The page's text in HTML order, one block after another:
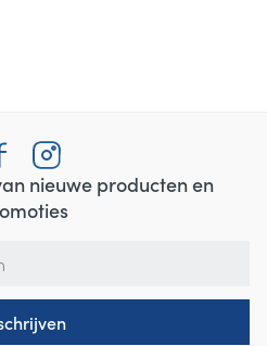
nieuwe producten en